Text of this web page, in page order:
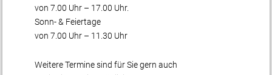
von 7.00 Uhr – 17.00 Uhr.
Sonn- & Feiertage
von 7.00 Uhr – 11.30 Uhr
Weitere Termine sind für Sie gern auch